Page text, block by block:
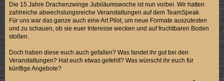
Die 15 Jahre Drachenzwinge Jubiläumswoche ist nun vorbei. Wir hatten
zahlreiche abwechslungsreiche Veranstaltungen auf dem TeamSpeak.
Für uns war das ganze auch eine Art Pilot, um neue Formate auszutesten
und zu schauen, ob sie euer Interesse wecken und auf fruchtbaren Boden
stoßen.
Doch haben diese euch auch gefallen? Was fandet ihr gut bei den
Veranstaltungen? Hat euch etwas gefehlt? Was wünscht ihr euch für
künftige Angebote?